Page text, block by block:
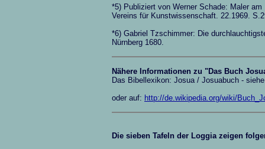
*5) Publiziert von Werner Schade: Maler
Vereins für Kunstwissenschaft. 22.1969.
*6) Gabriel Tzschimmer: Die
Nürnberg 1680.
Nähere Informationen zu "Das Buch
Das Bibellexikon: Josua / Josuabuch -
oder auf: http://de.wikipedia.org/wiki/
Die sieben Tafeln der Loggia zeigen